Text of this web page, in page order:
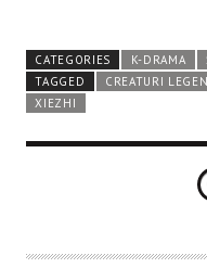
CATEGORIES K-DRAMA
TAGGED
CREATURI
XIEZHI